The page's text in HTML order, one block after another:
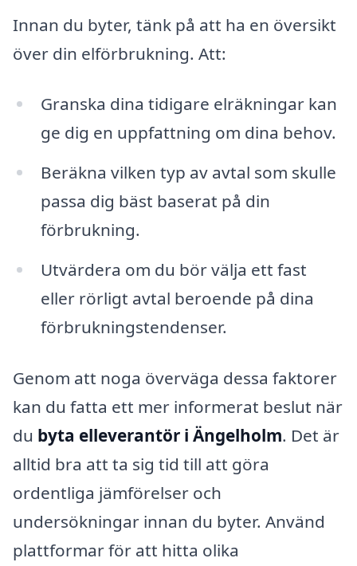
Innan du byter, tänk på att ha en översikt
över din elförbrukning. Att:
Granska dina tidigare elräkningar kan
ge dig en uppfattning om dina behov.
Beräkna vilken typ av avtal som skulle
passa dig bäst baserat på din
förbrukning.
Utvärdera om du bör välja ett fast
eller rörligt avtal beroende på dina
förbrukningstendenser.
Genom att noga överväga dessa faktorer
kan du fatta ett mer informerat beslut när
du byta elleverantör i Ängelholm. Det är
alltid bra att ta sig tid till att göra
ordentliga jämförelser och
undersökningar innan du byter. Använd
plattformar för att hitta olika